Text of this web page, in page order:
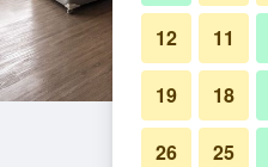
11
12
18
19
25
26